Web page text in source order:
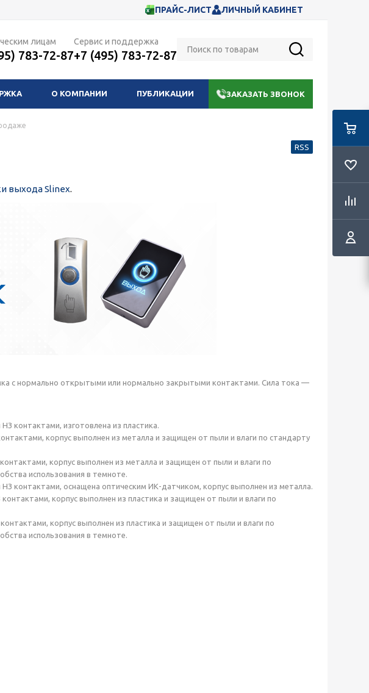
ПРАЙС-ЛИСТ ЛИЧНЫЙ КАБИНЕТ
лицам
783-72-87
Сервис и поддержка
+7 (495) 783-72-87
О КОМПАНИИ ПУБЛИКАЦИИ ЗАКАЗАТЬ ЗВОНОК
RSS
выхода Slinex.
с нормально открытыми или нормально закрытыми контактами. Сила тока —
контактами, изготовлена из пластика.
корпус выполнен из металла и защищен от пыли и влаги по стандарту
корпус выполнен из металла и защищен от пыли и влаги по
использования в темноте.
контактами, оснащена оптическим ИК-датчиком, корпус выполнен из металла.
корпус выполнен из пластика и защищен от пыли и влаги по
корпус выполнен из пластика и защищен от пыли и влаги по
использования в темноте.